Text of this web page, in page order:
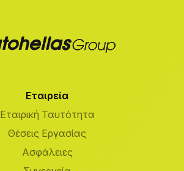
Εταιρεία
Εταιρική Ταυτότητα
Θέσεις Εργασίας
Ασφάλειες